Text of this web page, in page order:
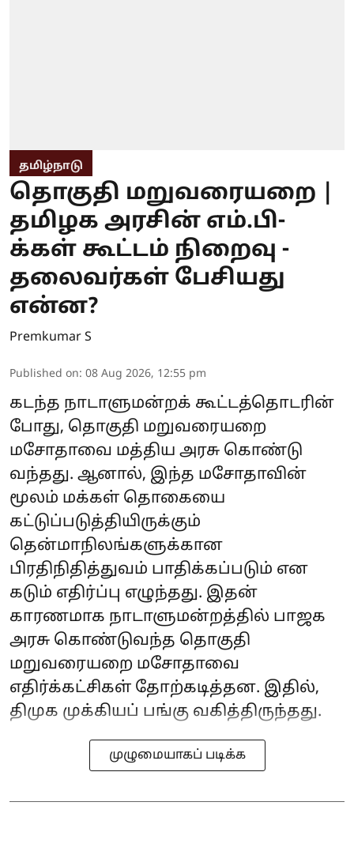
தமிழ்நாடு
தொகுதி மறுவரையறை |
தமிழக அரசின் எம்.பி-
க்கள் கூட்டம் நிறைவு -
தலைவர்கள் பேசியது
என்ன?
Premkumar S
Published on: 08 Aug 2026, 12:55 pm
கடந்த நாடாளுமன்றக் கூட்டத்தொடரின்
போது, தொகுதி மறுவரையறை
மசோதாவை மத்திய அரசு கொண்டு
வந்தது. ஆனால், இந்த மசோதாவின்
மூலம் மக்கள் தொகையை
கட்டுப்படுத்தியிருக்கும்
தென்மாநிலங்களுக்கான
பிரதிநிதித்துவம் பாதிக்கப்படும் என
கடும் எதிர்ப்பு எழுந்தது. இதன்
காரணமாக நாடாளுமன்றத்தில் பாஜக
அரசு கொண்டுவந்த தொகுதி
மறுவரையறை மசோதாவை
எதிர்க்கட்சிகள் தோற்கடித்தன. இதில்,
திமுக முக்கியப் பங்கு வகித்திருந்தது.
முழுமையாகப் படிக்க